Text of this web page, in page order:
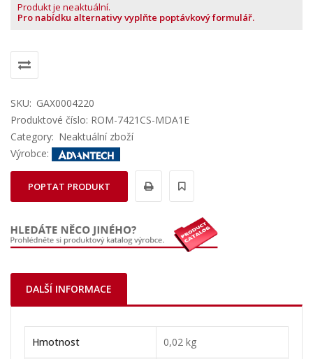
Produkt je neaktuální.
Pro nabídku alternativy vyplňte poptávkový formulář.
SKU: GAX0004220
Produktové číslo: ROM-7421CS-MDA1E
Category: Neaktuální zboží
Výrobce:
POPTAT PRODUKT
DALŠÍ INFORMACE
Hmotnost 0,02 kg